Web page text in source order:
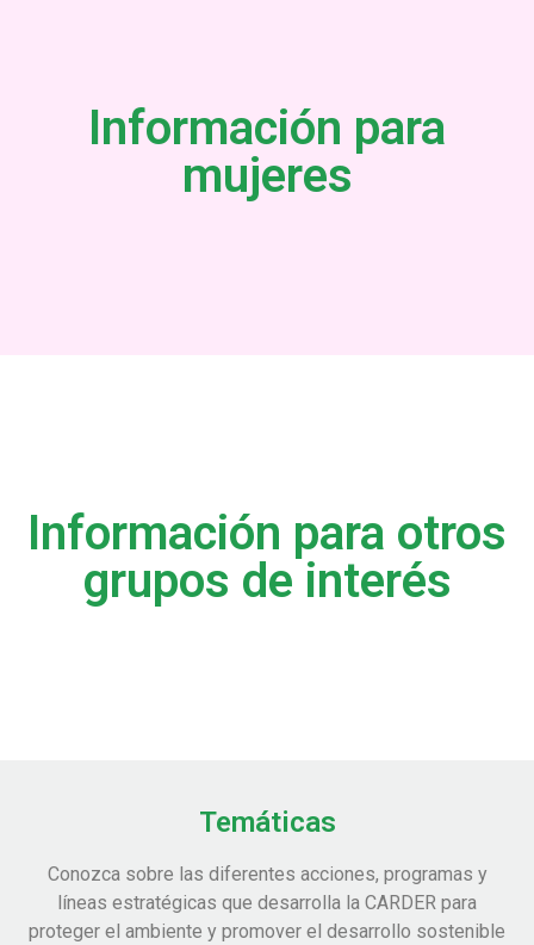
Información para
mujeres
Información para otros
grupos de interés
Temáticas
Conozca sobre las diferentes acciones, programas y
líneas estratégicas que desarrolla la CARDER para
proteger el ambiente y promover el desarrollo sostenible